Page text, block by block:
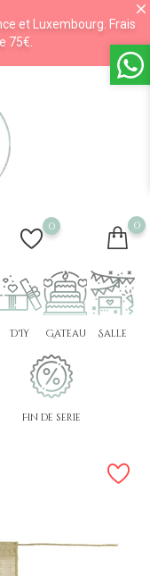
et Luxembourg. Frais
75€.
0 0
DIY Gâteau Salle
Fin de série